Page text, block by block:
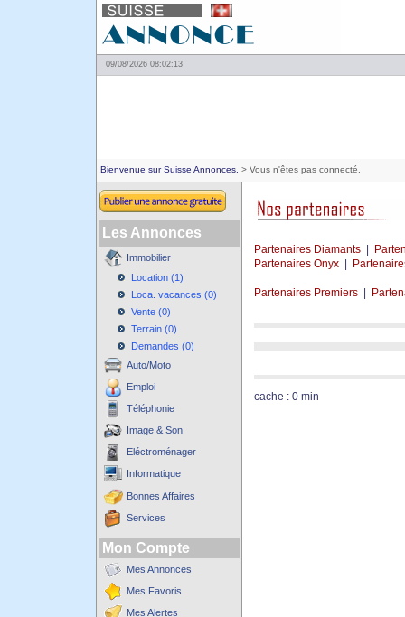
09/08/2026 08:02:13
Bienvenue sur Suisse Annonces. > Vous n'êtes pas connecté.
Les Annonces
Immobilier
Location (1)
Loca. vacances (0)
Vente (0)
Terrain (0)
Demandes (0)
Auto/Moto
Emploi
Téléphonie
Image & Son
Eléctroménager
Informatique
Bonnes Affaires
Services
Mon Compte
Mes Annonces
Mes Favoris
Mes Alertes
Partenaires Diamants|
Partenaires Onyx|
Partenaires Premiers|
cache : 0 min